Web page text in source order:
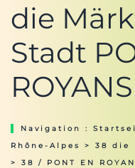
die
Stadt
Navigation :
Rhône-Alpes
> 38 die
> 38 / PONT EN